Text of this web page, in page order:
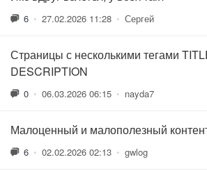
6 • 27.02.2026 11:28 • Сергей
Страницы с несколькими тегами
DESCRIPTION
0 • 06.03.2026 06:15 • nayda7
Малоценный и малополезный
6 • 02.02.2026 02:13 • gwlog